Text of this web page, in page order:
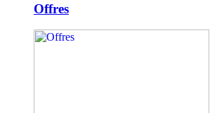
Offres